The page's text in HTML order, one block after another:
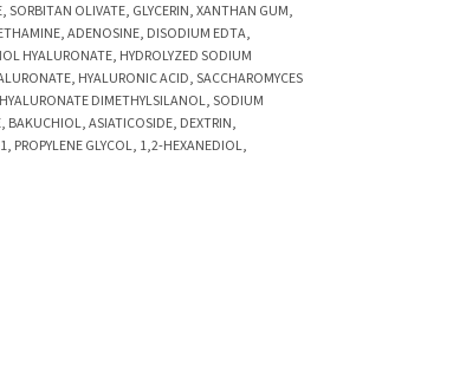
OLIVATE, GLYCERIN, XANTHAN GUM,
ADENOSINE, DISODIUM EDTA,
HYALURONATE, HYDROLYZED SODIUM
HYALURONIC ACID, SACCHAROMYCES
DIMETHYLSILANOL, SODIUM
BAKUCHIOL, ASIATICOSIDE, DEXTRIN,
PROPYLENE GLYCOL, 1,2-HEXANEDIOL,